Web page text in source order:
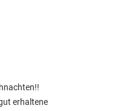
erhaltene